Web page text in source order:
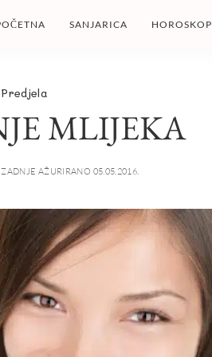
SANJARICA HOROSKOP
Predjela
MLIJEKA
ZADNJE AŽURIRANO 05.05.2016.